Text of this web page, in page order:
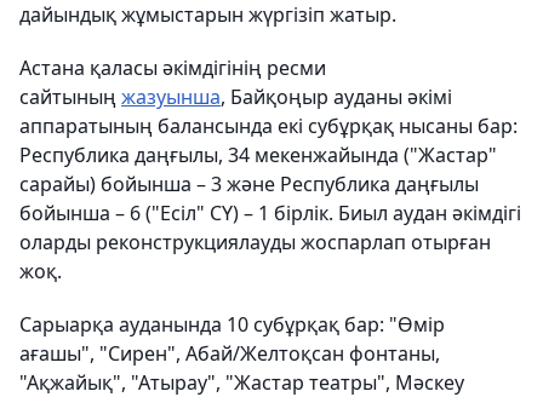
дайындық жұмыстарын жүргізіп жатыр.
Астана қаласы әкімдігінің ресми
сайтының жазуынша, Байқоңыр ауданы әкімі
аппаратының балансында екі субұрқақ нысаны бар:
Республика даңғылы, 34 мекенжайында ("Жастар"
сарайы) бойынша – 3 және Республика даңғылы
бойынша – 6 ("Есіл" СҮ) – 1 бірлік. Биыл аудан әкімдігі
оларды реконструкциялауды жоспарлап отырған
жоқ.
Сарыарқа ауданында 10 субұрқақ бар: "Өмір
ағашы", "Сирен", Абай/Желтоқсан фонтаны,
"Ақжайық", "Атырау", "Жастар театры", Мәскеу